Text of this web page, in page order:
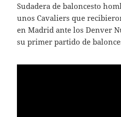
Sudadera de baloncesto
unos Cavaliers que
en Madrid ante los Denver
su primer partido de